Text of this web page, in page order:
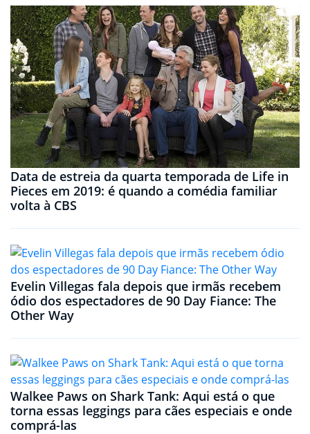
Data de estreia da quarta temporada de Life in
Pieces em 2019: é quando a comédia familiar
volta à CBS
Evelin Villegas fala depois que irmãs recebem
ódio dos espectadores de 90 Day Fiance: The
Other Way
Walkee Paws on Shark Tank: Aqui está o que
torna essas leggings para cães especiais e onde
comprá-las